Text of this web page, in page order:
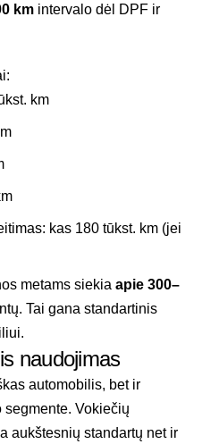
km intervalo dėl DPF ir
km
kas 180 tūkst. km (jei
metams siekia apie 300–
Tai gana standartinis
naudojimas
automobilis, bet ir
Vokiečių
aukštesnių standartų net ir